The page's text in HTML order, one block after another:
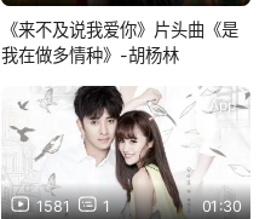
《来不及说我爱你》片头曲《是
我在做多情种》-胡杨林
1581 1 01:30
App